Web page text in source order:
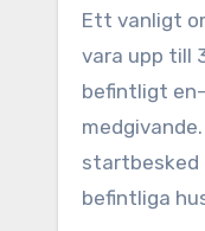
Ett vanligt
vara upp till
befintligt
startbesked
befintliga